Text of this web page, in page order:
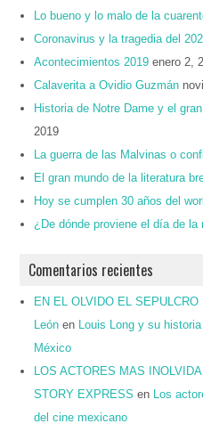
Lo bueno y lo malo de la
Coronavirus y la tragedia del
Acontecimientos 2019 enero 2,
Calaverita a Ovidio Guzmán
Historia de Notre Dame y el
2019
La guerra de las Malvinas o
El gran mundo de la literatura
Hoy se cumplen 30 años del
¿De dónde proviene el día de la
Comentarios recientes
EN EL OLVIDO EL
León en
Louis Long y su
México
LOS ACTORES MAS
STORY EXPRESS en
Los
del cine mexicano